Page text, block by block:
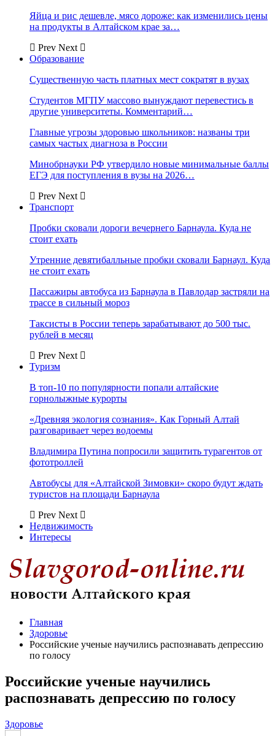
Яйца и рис дешевле, мясо дороже: как изменились цены
на продукты в Алтайском крае за…
Prev Next
Образование
Существенную часть платных мест сократят в вузах
Студентов МГПУ массово вынуждают перевестись в
другие университеты. Комментарий…
Главные угрозы здоровью школьников: названы три
самых частых диагноза в России
Минобрнауки РФ утвердило новые минимальные баллы
ЕГЭ для поступления в вузы на 2026…
Prev Next
Транспорт
Пробки сковали дороги вечернего Барнаула. Куда не
стоит ехать
Утренние девятибалльные пробки сковали Барнаул. Куда
не стоит ехать
Пассажиры автобуса из Барнаула в Павлодар застряли на
трассе в сильный мороз
Таксисты в России теперь зарабатывают до 500 тыс.
рублей в месяц
Prev Next
Туризм
В топ-10 по популярности попали алтайские
горнолыжные курорты
«Древняя экология сознания». Как Горный Алтай
разговаривает через водоемы
Владимира Путина попросили защитить турагентов от
фототроллей
Автобусы для «Алтайской Зимовки» скоро будут ждать
туристов на площади Барнаула
Prev Next
Недвижимость
Интересы
Главная
Здоровье
Российские ученые научились распознавать депрессию
по голосу
Российские ученые научились
распознавать депрессию по голосу
Здоровье